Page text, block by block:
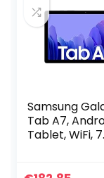
Samsung
Tab A7,
Tablet, WiFi,